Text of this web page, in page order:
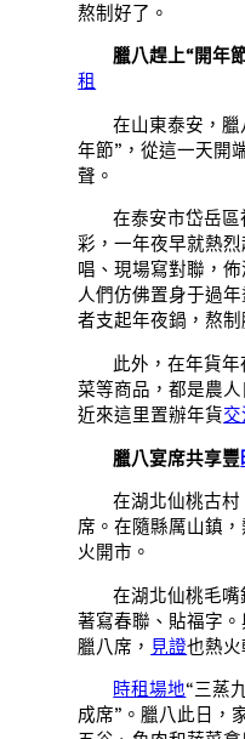
熬制好了。
臘八趕上“開年
租
在山東泰安，
年節”，從這一天開
聲。
在泰安市岱岳
彩，一年夜早就熱
唱、現場寫對聯，
人們仿佛置身于過
者支起年夜鍋，熬
此外，在年貨
菜等商品，都是農
近來這里置辦年貨交
臘八宴席共享豐
在湖北仙桃古
席。在隨縣厲山鎮
火開市。
在湖北仙桃毛嘴
著寫春聯、貼福字。
臘八席， 見證也熱火
時租場地“三蒸
成席”。臘八此日，